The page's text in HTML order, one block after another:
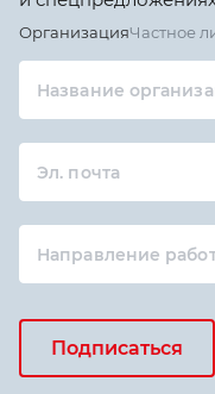
ОрганизацияЧастное
Название
Эл. почта
Направление
Подписаться